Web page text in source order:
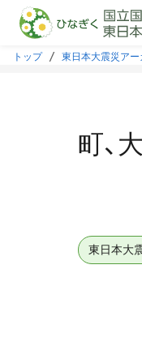
本文に飛ぶ
トップ 東日本大震災ア
町、
東日本大